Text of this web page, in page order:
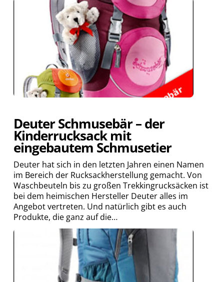
Deuter Schmusebär – der
Kinderrucksack mit
eingebautem Schmusetier
Deuter hat sich in den letzten Jahren einen Namen
im Bereich der Rucksackherstellung gemacht. Von
Waschbeuteln bis zu großen Trekkingrucksäcken ist
bei dem heimischen Hersteller Deuter alles im
Angebot vertreten. Und natürlich gibt es auch
Produkte, die ganz auf die…